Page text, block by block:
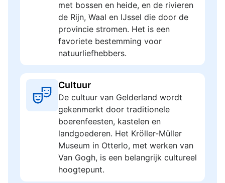
met bossen en heide, en de rivieren
de Rijn, Waal en IJssel die door de
provincie stromen. Het is een
favoriete bestemming voor
natuurliefhebbers.
Cultuur
De cultuur van Gelderland wordt
gekenmerkt door traditionele
boerenfeesten, kastelen en
landgoederen. Het Kröller-Müller
Museum in Otterlo, met werken van
Van Gogh, is een belangrijk cultureel
hoogtepunt.